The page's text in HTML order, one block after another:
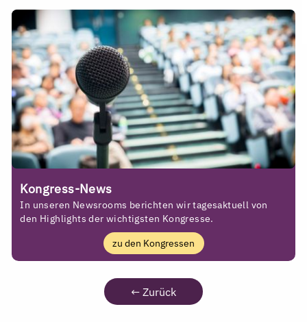
Kongress-News
In unseren Newsrooms berichten wir tagesaktuell von
den Highlights der wichtigsten Kongresse.
zu den Kongressen
← Zurück